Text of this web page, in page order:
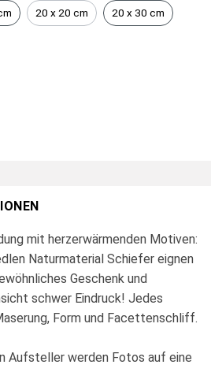
20 x 20 cm 20 x 30 cm
mit herzerwärmenden Motiven:
Naturmaterial Schiefer eignen
Geschenk und
schwer Eindruck! Jedes
Form und Facettenschliff.
Aufsteller werden Fotos auf eine